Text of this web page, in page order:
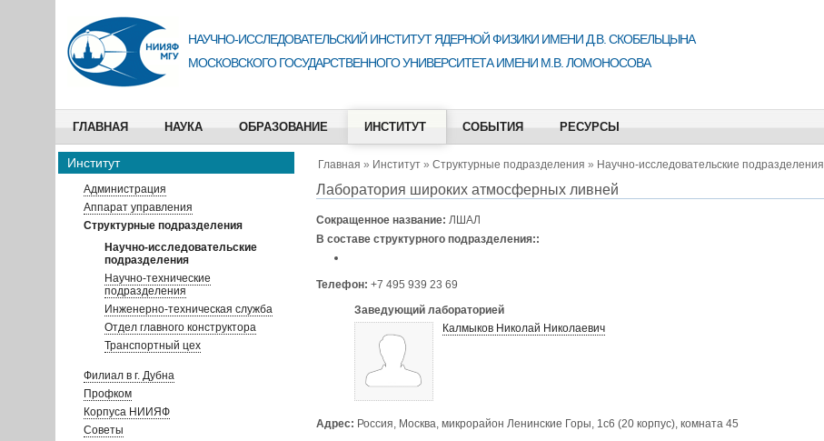
НАУЧНО-ИССЛЕДОВАТЕЛЬСКИЙ ИНСТИТУТ ЯДЕРНОЙ ФИЗИКИ ИМЕНИ Д.В. СКОБЕЛЬЦЫНА
МОСКОВСКОГО ГОСУДАРСТВЕННОГО УНИВЕРСИТЕТА ИМЕНИ М.В. ЛОМОНОСОВА
ГЛАВНАЯ НАУКА ОБРАЗОВАНИЕ ИНСТИТУТ СОБЫТИЯ РЕСУРСЫ
Институт
Администрация
Аппарат управления
Структурные подразделения
Научно-исследовательские
подразделения
Научно-технические
подразделения
Инженерно-техническая служба
Отдел главного конструктора
Транспортный цех
Филиал в г. Дубна
Профком
Корпуса НИИЯФ
Советы
Главная » Институт» Структурные подразделения » Научно-исследовательские подразделения
Лаборатория широких атмосферных ливней
Сокращенное название: ЛШАЛ
В составе структурного подразделения::
Телефон: +7 495 939 23 69
Заведующий лабораторией
Калмыков Николай Николаевич
Адрес: Россия, Москва, микрорайон Ленинские Горы, 1с6 (20 корпус), комната 45